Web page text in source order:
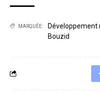
MARQUÉE: Développement
Bouzid